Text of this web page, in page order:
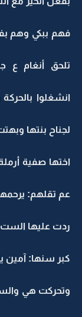
فهم ببكي وهم
تلحق أنغام ع
انشغلوا
لجناح بنتها
اختها صفية
عم تقلهم:
ردت عليها الست
كبر سنها: آمين
وتحركت هي